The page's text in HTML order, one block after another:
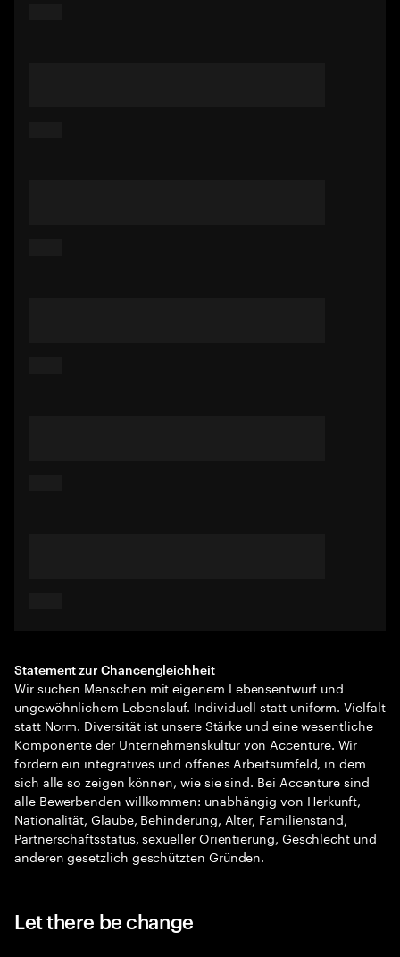
Statement zur Chancengleichheit
Wir suchen Menschen mit eigenem Lebensentwurf und
ungewöhnlichem Lebenslauf. Individuell statt uniform. Vielfalt
statt Norm. Diversität ist unsere Stärke und eine wesentliche
Komponente der Unternehmenskultur von Accenture. Wir
fördern ein integratives und offenes Arbeitsumfeld, in dem
sich alle so zeigen können, wie sie sind. Bei Accenture sind
alle Bewerbenden willkommen: unabhängig von Herkunft,
Nationalität, Glaube, Behinderung, Alter, Familienstand,
Partnerschaftsstatus, sexueller Orientierung, Geschlecht und
anderen gesetzlich geschützten Gründen.
Let there be change